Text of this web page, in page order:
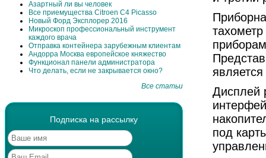
Азартный ли вы человек
Все приемущества Сitroen C4 Picasso
Новый Форд Эксплорер 2016
Микроскоп профессиональный инструмент
каждого врача
Отправка контейнера зарубежным клиентам
Андорра Москва европейское княжество
Функционал панели администратора
Что делать, если не закрывается окно?
Все статьи
Подписка на рассылку
Дисплей
под